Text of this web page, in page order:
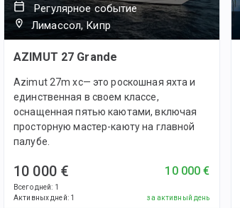
Регулярное событие
Лимассол, Кипр
AZIMUT 27 Grande
Azimut 27m xc— это роскошная яхта и
единственная в своем классе,
оснащенная пятью каютами, включая
просторную мастер-каюту на главной
палубе.
10 000 €
Всего дней: 1
Активных дней: 1
10 000 €
за активный день